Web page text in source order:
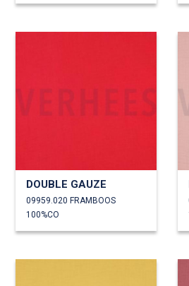
DOUBLE GAUZE
09959.020 FRAMBOOS
100%CO